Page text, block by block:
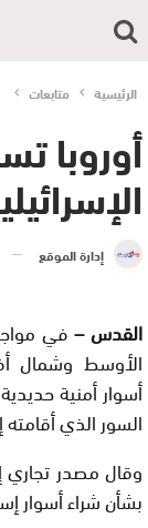
الرئيسية متابعات
أوروبا
إدارة الموقع
القدس –في
الأوسط وشمال
أسوار أمنية
السور الذي
وقال مصدر تجاري
بشأن شراء أسوار